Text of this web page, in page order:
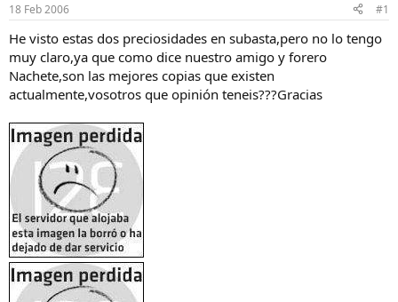
d
e
l
h
i
l
i
c
o
18 Feb 2006 #1
He visto estas dos preciosidades en subasta,pero no lo tengo
muy claro,ya que como dice nuestro amigo y forero
Nachete,son las mejores copias que existen
actualmente,vosotros que opinión teneis???Gracias